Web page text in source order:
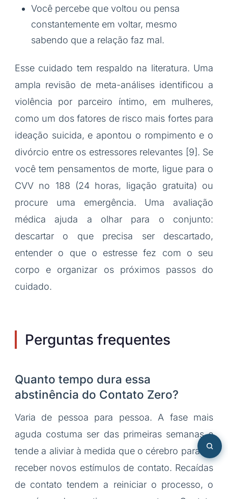
Você percebe que voltou ou pensa
constantemente em voltar, mesmo
sabendo que a relação faz mal.
Esse cuidado tem respaldo na literatura. Uma
ampla revisão de meta-análises identificou a
violência por parceiro íntimo, em mulheres,
como um dos fatores de risco mais fortes para
ideação suicida, e apontou o rompimento e o
divórcio entre os estressores relevantes [9]. Se
você tem pensamentos de morte, ligue para o
CVV no 188 (24 horas, ligação gratuita) ou
procure uma emergência. Uma avaliação
médica ajuda a olhar para o conjunto:
descartar o que precisa ser descartado,
entender o que o estresse fez com o seu
corpo e organizar os próximos passos do
cuidado.
Perguntas frequentes
Quanto tempo dura essa
abstinência do Contato Zero?
Varia de pessoa para pessoa. A fase mais
aguda costuma ser das primeiras semanas e
tende a aliviar à medida que o cérebro para de
receber novos estímulos de contato. Recaídas
de contato tendem a reiniciar o processo, o